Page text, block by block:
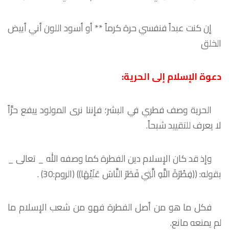
إن كنت عبداً فنفسي حرة كرماً**أو أسود اللون أني أبيض
الخلق
دعوة الإسلام إلى الحرية:
الحرية وصف فطري في البشر؛ فإننا نرى المولود ييفع حرَّاً
لا يعرف للتقييد شبحاً.
وإذ قد كان الإسلام دين الفطرة كما وصفه الله _ تعالى _
بقوله: ((فِطْرَةَ اللَّهِ الَّتِي فَطَرَ النَّاسَ عَلَيْهَا)) (الروم:30) .
فكل ما هو من أصل الفطرة فهو من شعب الإسلام ما
لم يمنعه مانع.